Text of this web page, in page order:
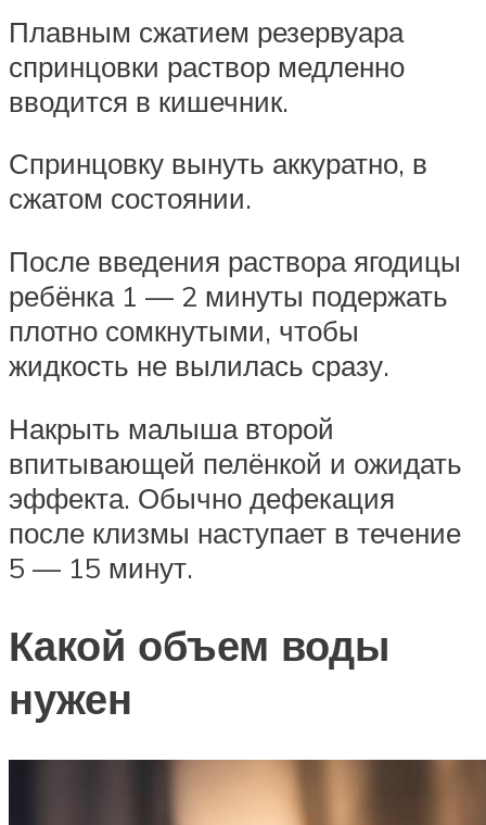
Плавным сжатием резервуара
спринцовки раствор медленно
вводится в кишечник.
Спринцовку вынуть аккуратно, в
сжатом состоянии.
После введения раствора ягодицы
ребёнка 1 — 2 минуты подержать
плотно сомкнутыми, чтобы
жидкость не вылилась сразу.
Накрыть малыша второй
впитывающей пелёнкой и ожидать
эффекта. Обычно дефекация
после клизмы наступает в течение
5 — 15 минут.
Какой объем воды
нужен